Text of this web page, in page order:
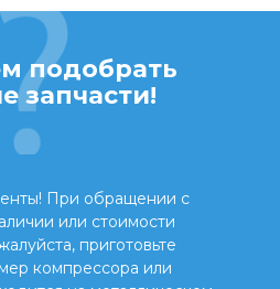
подобрать
запчасти!
При обращении с
или стоимости
приготовьте
компрессора или